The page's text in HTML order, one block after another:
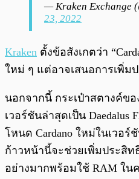
— Kraken Exchange
23, 2022
Kraken ตั้งข้อสังเกตว่า
ใหม่ ๆ แต่อาจเสนอการเพิ่
นอกจากนี้ กระเป๋าสตางค์ขอ
เวอร์ชันล่าสุดเป็น Daedalus
โหนด Cardano ใหม่ในเวอร์
ก้าวหน้านี้จะช่วยเพิ่มประสิท
อย่างมากพร้อมใช้ RAM ใน